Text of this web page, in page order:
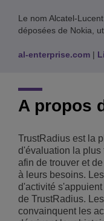
Le nom Alcatel-
déposées de Nokia,
al-enterprise.com |
A propos
TrustRadius est la
d'évaluation la plus
afin de trouver et
à leurs besoins.
d'activité
de TrustRadius.
convainquent les